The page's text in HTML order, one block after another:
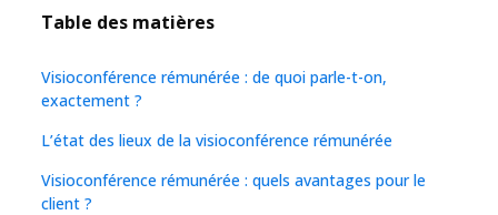
Table des matières
Visioconférence rémunérée : de quoi parle-t-on,
exactement ?
L’état des lieux de la visioconférence rémunérée
Visioconférence rémunérée : quels avantages pour le
client ?